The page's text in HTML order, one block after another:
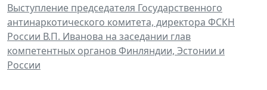
Выступление председателя Государственного
антинаркотического комитета, директора ФСКН
России В.П. Иванова на заседании глав
компетентных органов Финляндии, Эстонии и
России